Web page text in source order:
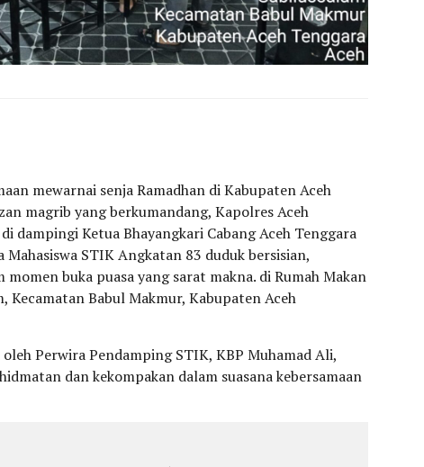
mewarnai senja Ramadhan di Kabupaten Aceh
magrib yang berkumandang, Kapolres Aceh
dampingi Ketua Bhayangkari Cabang Aceh Tenggara
STIK Angkatan 83 duduk bersisian,
buka puasa yang sarat makna. di Rumah Makan
Kecamatan Babul Makmur, Kabupaten Aceh
Perwira Pendamping STIK, KBP Muhamad Ali,
dan kekompakan dalam suasana kebersamaan